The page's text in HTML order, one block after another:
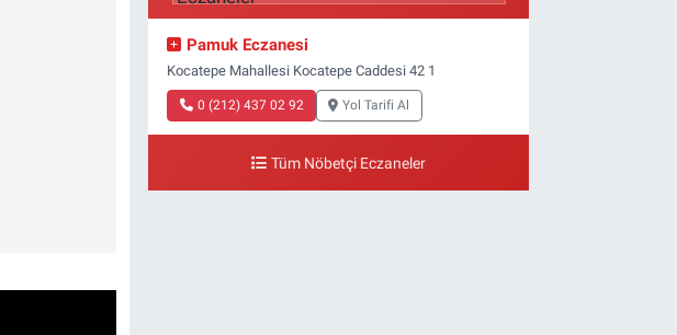
Pamuk Eczanesi
Kocatepe Mahallesi Kocatepe Caddesi 42 1
0 (212) 437 02 92 Yol Tarifi Al
Tüm Nöbetçi Eczaneler